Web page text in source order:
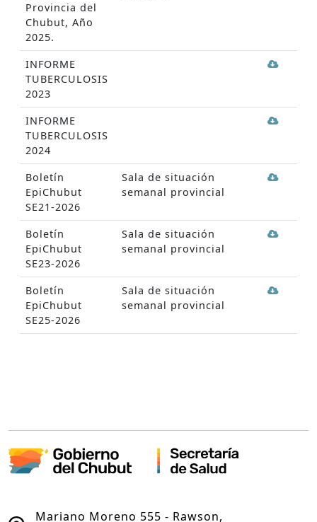
Provincia del
Chubut, Año
2025.
INFORME
TUBERCULOSIS
2023
INFORME
TUBERCULOSIS
2024
Boletín
EpiChubut
SE21-2026
Sala de situación
semanal provincial
Boletín
EpiChubut
SE23-2026
Sala de situación
semanal provincial
Boletín
EpiChubut
SE25-2026
Sala de situación
semanal provincial
Mariano Moreno 555 - Rawson,